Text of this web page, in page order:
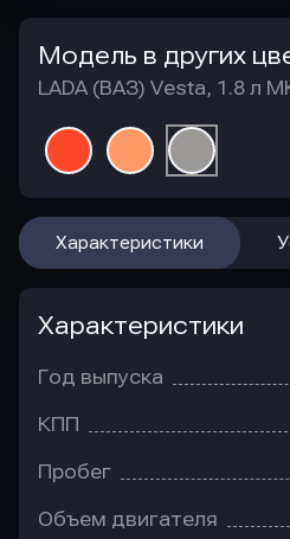
Модель в других
LADA (ВАЗ) Vesta, 1.8 л
Характеристики
Характеристики
Год выпуска
КПП
Пробег
Объем двигателя